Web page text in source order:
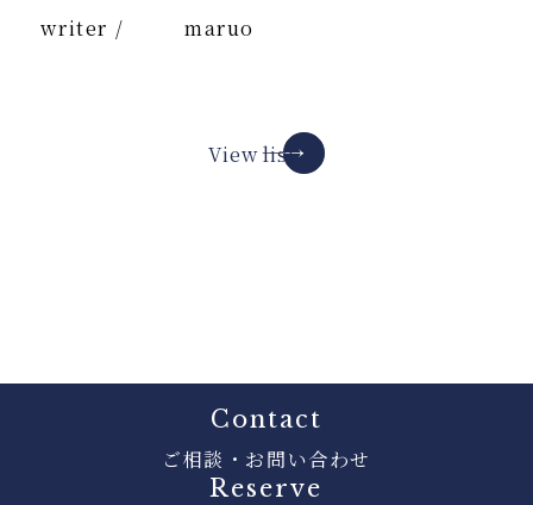
writer /
maruo
View list
Contact
ご相談・お問い合わせ
Reserve